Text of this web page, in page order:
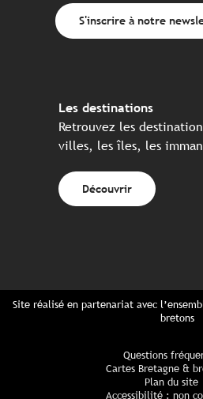
S'inscrire à notre
Les destinations
Retrouvez les
villes, les îles, les
Découvrir
Site réalisé en partenariat avec
bretons
Questions
Cartes Bretagne &
Plan du site
Accessibilité : non